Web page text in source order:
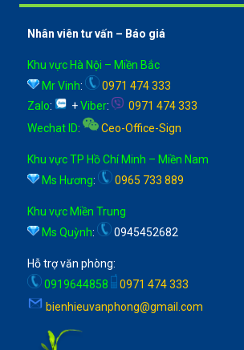
Nhân viên tư vấn – Báo giá
Khu vực Hà Nội – Miền Bắc
Mr Vinh:
0971 474 333
Zalo: +Viber:
0971 474 333
Wechat ID: Ceo-Office-Sign
Khu vực TP Hồ Chí Minh – Miền Nam
Ms Hương: 0965 733 889
Khu vực Miền Trung
Ms Quỳnh: 0945452682
Hỗ trợ văn phòng:
0919644858
0971 474 333
bienhieuvanphong@gmail.com